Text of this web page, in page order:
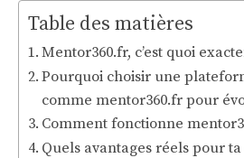
Table des matières
Mentor360.fr, c’est quoi
Pourquoi choisir une
comme mentor360.fr pour
Comment fonctionne
Quels avantages réels pour